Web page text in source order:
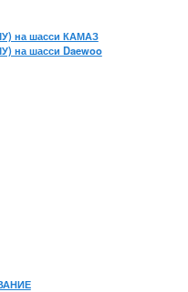
на шасси КАМАЗ
на шасси Daewoo